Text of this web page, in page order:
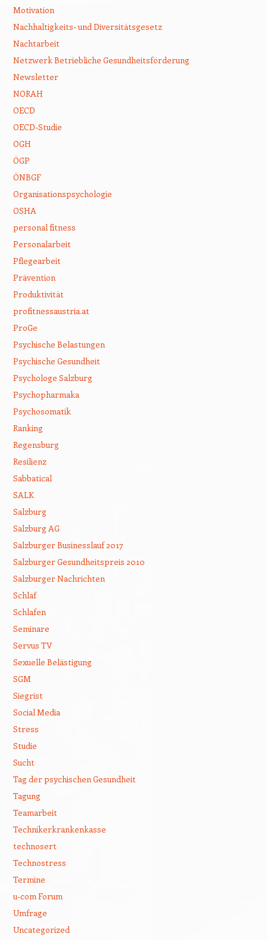
Motivation
Nachhaltigkeits- und Diversitätsgesetz
Nachtarbeit
Netzwerk Betriebliche Gesundheitsförderung
Newsletter
NORAH
OECD
OECD-Studie
OGH
ÖGP
ÖNBGF
Organisationspsychologie
OSHA
personal fitness
Personalarbeit
Pflegearbeit
Prävention
Produktivität
profitnessaustria.at
ProGe
Psychische Belastungen
Psychische Gesundheit
Psychologe Salzburg
Psychopharmaka
Psychosomatik
Ranking
Regensburg
Resilienz
Sabbatical
SALK
Salzburg
Salzburg AG
Salzburger Businesslauf 2017
Salzburger Gesundheitspreis 2010
Salzburger Nachrichten
Schlaf
Schlafen
Seminare
Servus TV
Sexuelle Belästigung
SGM
Siegrist
Social Media
Stress
Studie
Sucht
Tag der psychischen Gesundheit
Tagung
Teamarbeit
Technikerkrankenkasse
technosert
Technostress
Termine
u-com Forum
Umfrage
Uncategorized